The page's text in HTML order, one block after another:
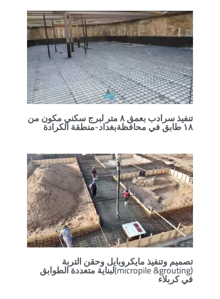
تنفيذ سرادب بعمق ٨ متر لبرج سكني مكون من
١٨ طابق في محافظةبغداد-منطقة الكرادة
تصميم وتنفيذ مايكروبايل وحقن التربة
(micropile &grouting)لبناية متعددة الطوابق
في كربلاء